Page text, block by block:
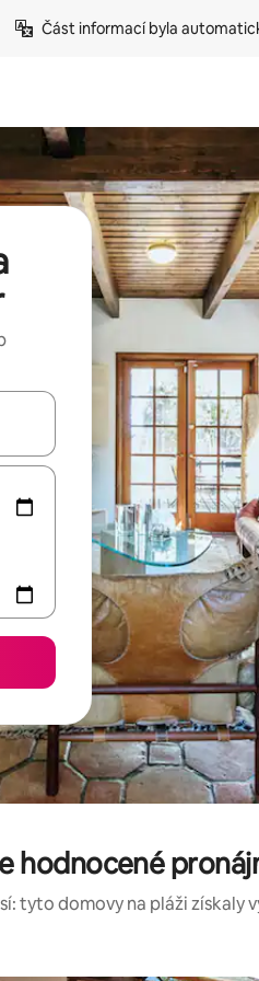
Část informací byla
pomocí šipek nahoru a
hodnocené
tyto domovy na pláži